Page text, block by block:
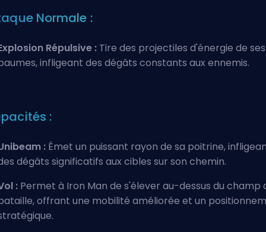
Normale :
Répulsive : Tire des projectiles d'énergie de ses
infligeant des dégâts constants aux ennemis.
:
: Émet un puissant rayon de sa poitrine,
dégâts significatifs aux cibles sur son chemin.
: Permet à Iron Man de s'élever au-dessus du champ
offrant une mobilité améliorée et un